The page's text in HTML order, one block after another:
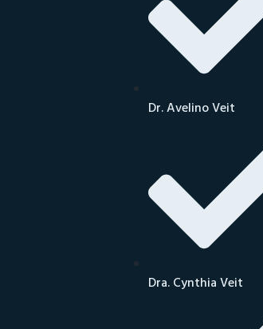
Dr. Avelino Veit
Dra. Cynthia Veit